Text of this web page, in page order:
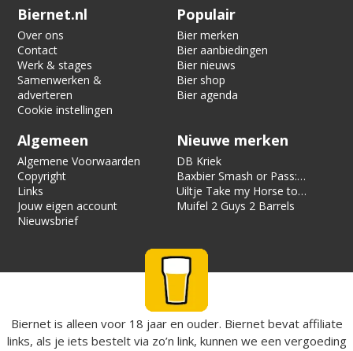
Verification code:
Biernet.nl
Over ons
Contact
Werk & stages
Samenwerken &
adverteren
Cookie instellingen
Populair
Bier merken
Bier aanbiedingen
Bier nieuws
Bier shop
Bier agenda
Algemeen
Algemene Voorwaarden
Copyright
Links
Jouw eigen account
Nieuwsbrief
Nieuwe merken
DB Kriek
Baxbier Smash or Pass:
Strata
Uiltje Take my Horse to
the Hotel Room
Muifel 2 Guys 2 Barrels
Biernet is alleen voor 18 jaar en ouder. Biernet bevat affiliate
links, als je iets bestelt via zo’n link, kunnen we een vergoeding